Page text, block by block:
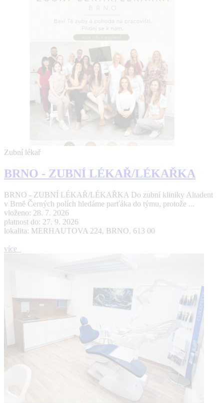
Zubní lékař
BRNO - ZUBNÍ LÉKAŘ/LÉKAŘKA
BRNO - ZUBNÍ LÉKAŘ/LÉKAŘKA Do zubní kliniky Altadent
v Brně Černých polích hledáme parťáka do týmu, protože ...
vloženo: 28. 7. 2026
platnost do: 27. 9. 2026
lokalita: MERHAUTOVA 224, BRNO, 613 00
více